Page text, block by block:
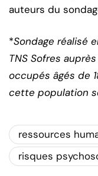
auteurs du
*Sondage réalisé
TNS Sofres
occupés âgés de
cette population
ressources
risques